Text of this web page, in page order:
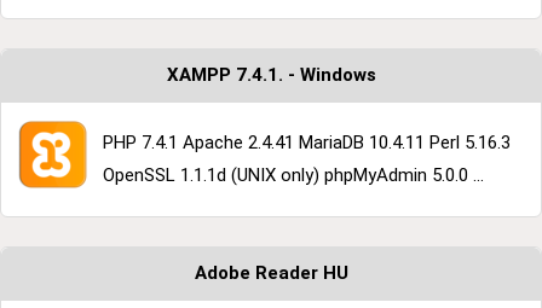
XAMPP 7.4.1. - Windows
PHP 7.4.1 Apache 2.4.41 MariaDB 10.4.11 Perl 5.16.3
OpenSSL 1.1.1d (UNIX only) phpMyAdmin 5.0.0 ...
Adobe Reader HU